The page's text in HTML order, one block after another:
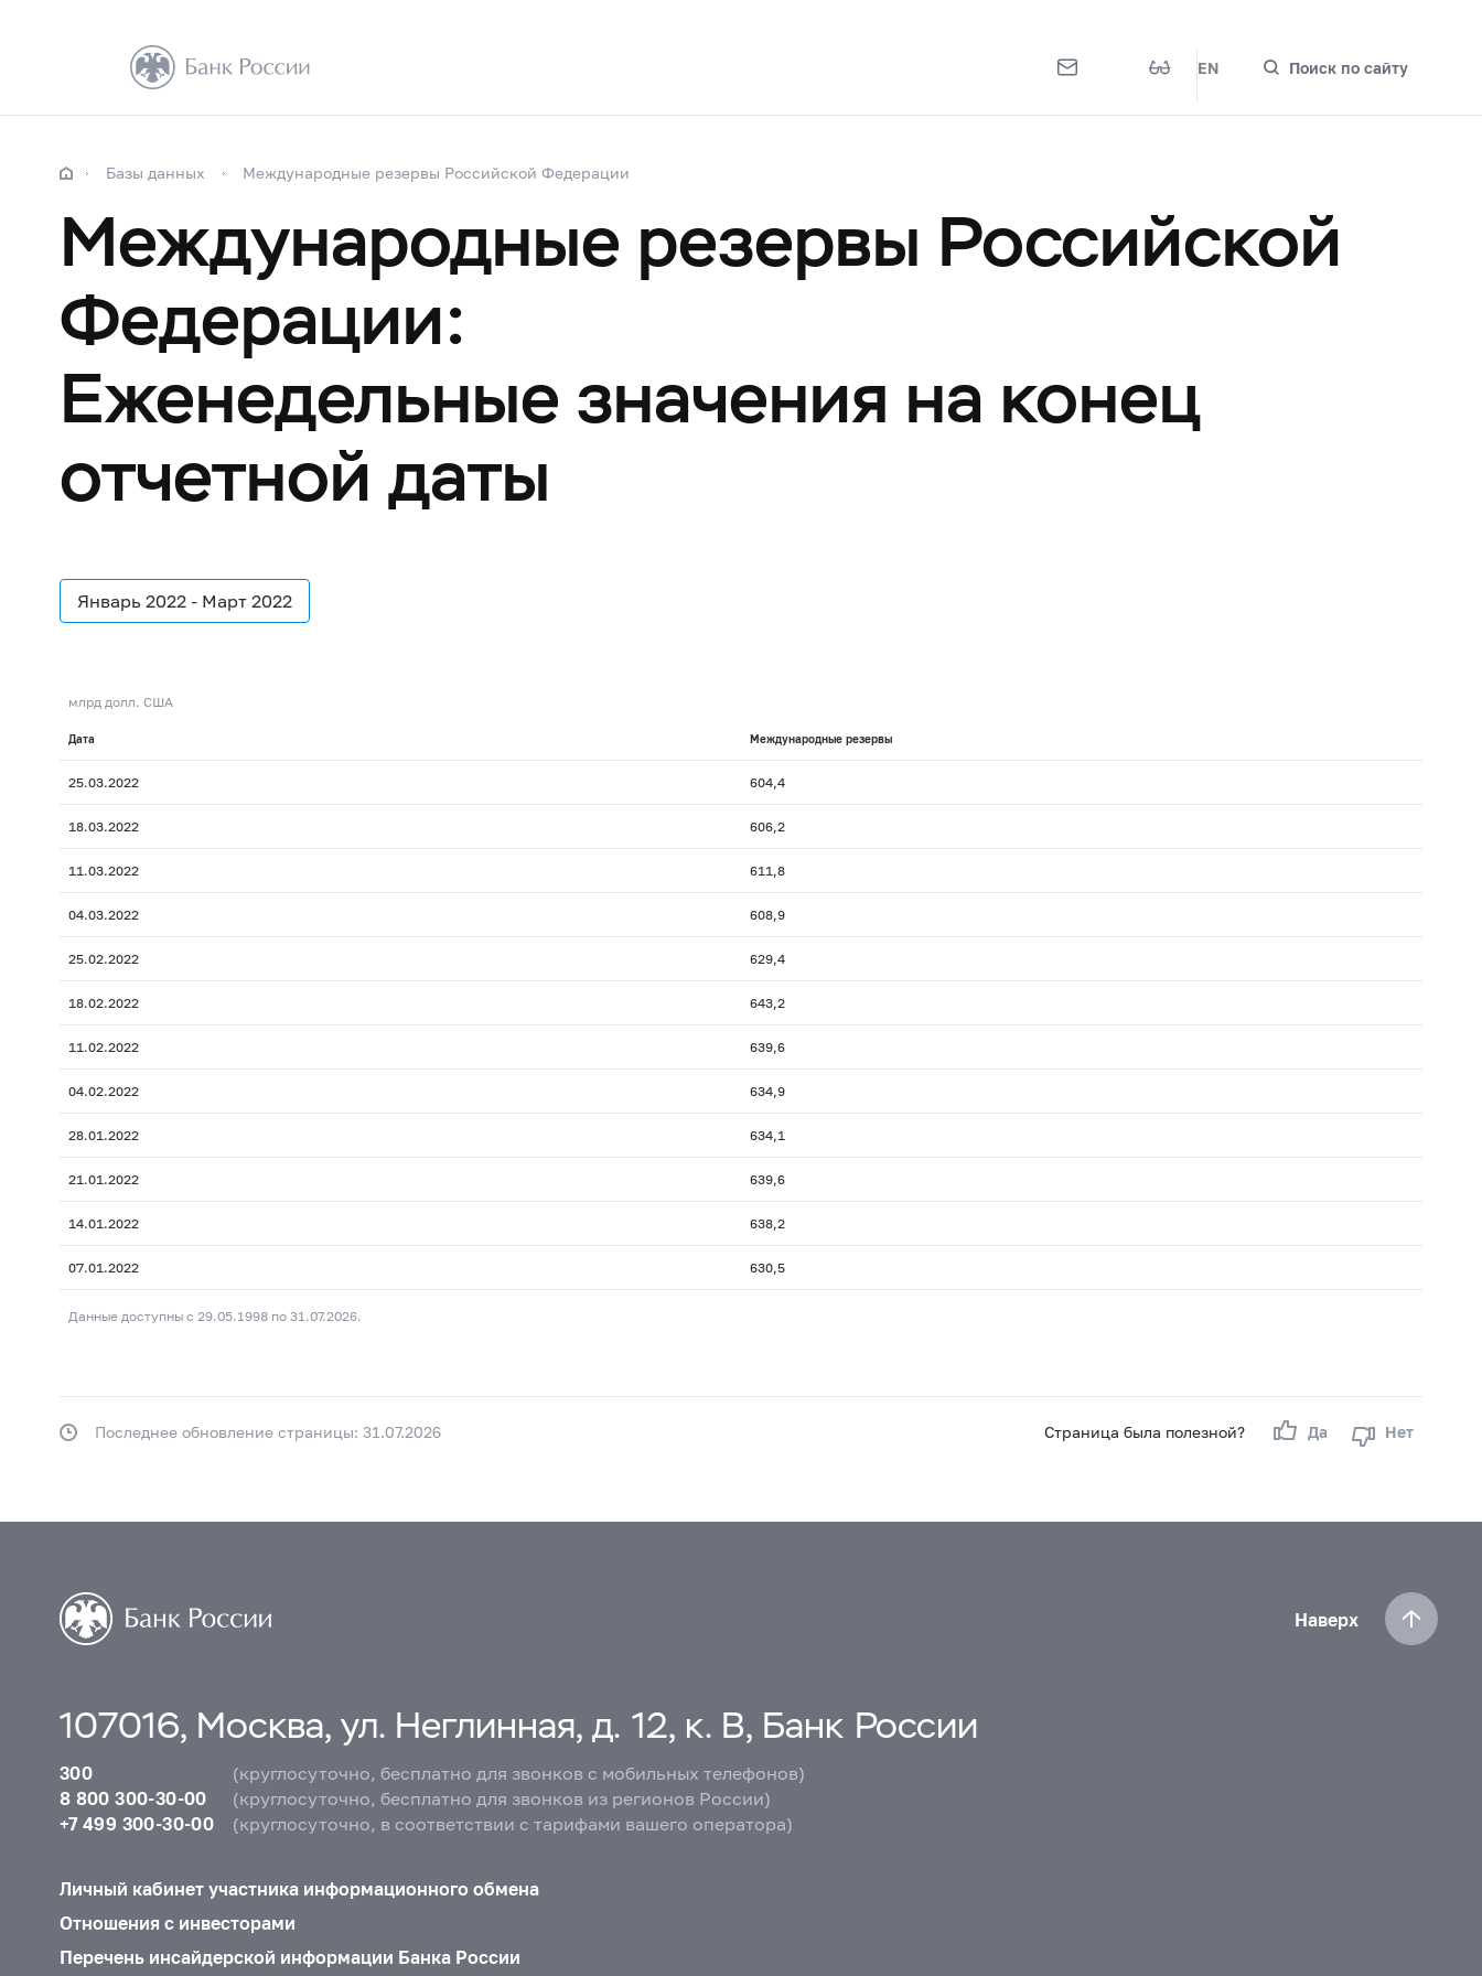
EN Поиск по сайту
Базы данных Международные резервы Российской Федерации
Международные резервы Российской
Федерации:
Eженедельные значения на конец
отчетной даты
Январь 2022 - Март 2022
млрд долл. США
Дата Международные резервы
25.03.2022 604,4
18.03.2022 606,2
11.03.2022 611,8
04.03.2022 608,9
25.02.2022 629,4
18.02.2022 643,2
11.02.2022 639,6
04.02.2022 634,9
28.01.2022 634,1
21.01.2022 639,6
14.01.2022 638,2
07.01.2022 630,5
Данные доступны с 29.05.1998 по 31.07.2026.
Страница была полезной? Да Нет
Последнее обновление страницы: 31.07.2026
Наверх
107016, Москва, ул. Неглинная, д. 12, к. В, Банк России
300
(круглосуточно, бесплатно для звонков с мобильных телефонов)
8 800 300-30-00
(круглосуточно, бесплатно для звонков из регионов России)
+7 499 300-30-00
(круглосуточно, в соответствии с тарифами вашего оператора)
Личный кабинет участника информационного обмена
Отношения с инвесторами
Перечень инсайдерской информации Банка России